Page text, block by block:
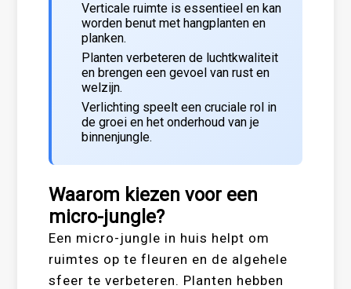
Verticale ruimte is essentieel en kan
worden benut met hangplanten en
planken.
Planten verbeteren de luchtkwaliteit
en brengen een gevoel van rust en
welzijn.
Verlichting speelt een cruciale rol in
de groei en het onderhoud van je
binnenjungle.
Waarom kiezen voor een
micro-jungle?
Een micro-jungle in huis helpt om
ruimtes op te fleuren en de algehele
sfeer te verbeteren. Planten hebben